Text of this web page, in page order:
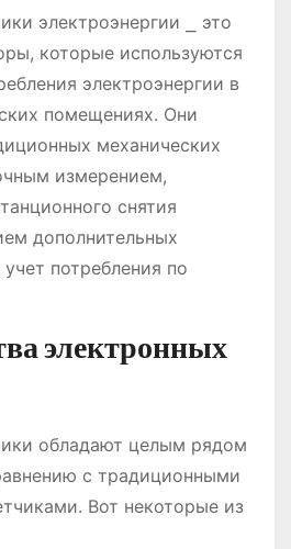
электроэнергии ⎯ это
которые используются
электроэнергии в
помещениях. Они
механических
измерением,
снятия
дополнительных
потребления по
электронных
обладают целым рядом
с традиционными
Вот некоторые из